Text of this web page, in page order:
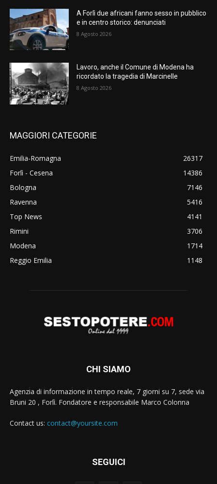
A Forlì due africani fanno sesso in pubblico
e in centro storico: denunciati
8 Agosto 2026
Lavoro, anche il Comune di Modena ha
ricordato la tragedia di Marcinelle
8 Agosto 2026
MAGGIORI CATEGORIE
Emilia-Romagna
26317
Forlì - Cesena
14386
Bologna
7146
Ravenna
5416
Top News
4141
Rimini
3706
Modena
1714
Reggio Emilia
1148
CHI SIAMO
Agenzia di informazione in tempo reale, 7 giorni su 7, sede via
Bruni 20 , Forlì. Fondatore e responsabile Marco Colonna
Contact us: contact@yoursite.com
SEGUICI